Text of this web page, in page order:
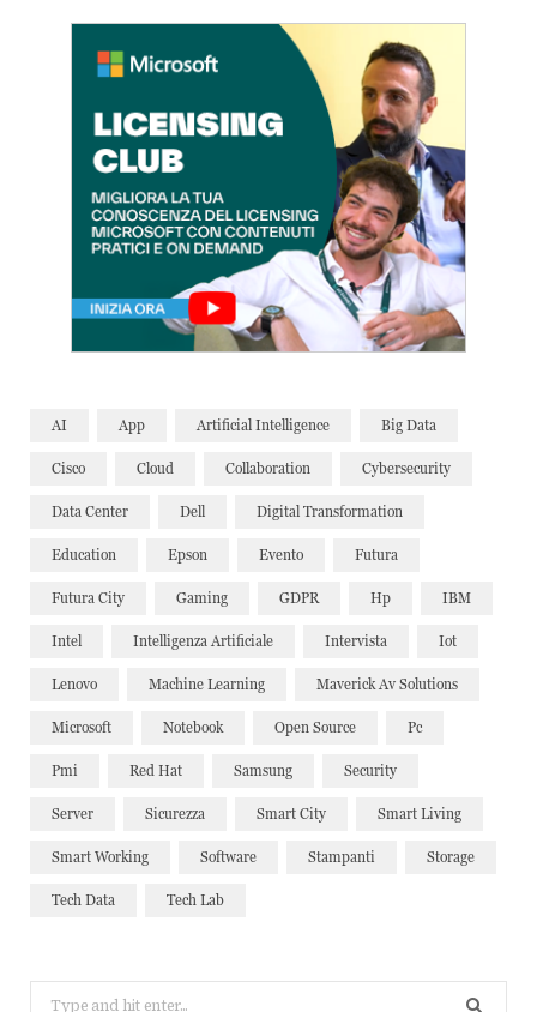
AI App Artificial Intelligence Big Data
Cisco Cloud Collaboration Cybersecurity
Data Center Dell Digital Transformation
Education Epson Evento Futura
Futura City Gaming GDPR Hp IBM
Intel Intelligenza Artificiale Intervista Iot
Lenovo Machine Learning Maverick Av Solutions
Microsoft Notebook Open Source Pc
Pmi Red Hat Samsung Security
Server Sicurezza Smart City Smart Living
Smart Working Software Stampanti Storage
Tech Data Tech Lab